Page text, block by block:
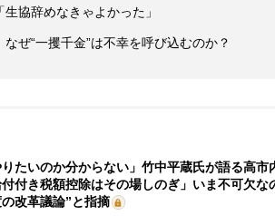
協辞めなきゃよかった」
ぜ“一攫千金”は不幸を呼び込むのか？
りたいのか分からない」竹中平蔵氏が語る高市
付き税額控除はその場しのぎ」いま不可欠な
改革議論”と指摘